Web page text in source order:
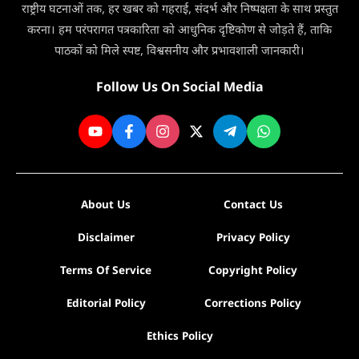
सिर्फ
3
दिन
सेवा
राष्ट्रीय घटनाओं तक, हर खबर को गहराई, संदर्भ और निष्पक्षता के साथ प्रस्तुत
करना। हम परंपरागत पत्रकारिता को आधुनिक दृष्टिकोण से जोड़ते हैं, ताकि
पाठकों को मिले स्पष्ट, विश्वसनीय और प्रभावशाली जानकारी।
Follow Us On Social Media
About Us Contact Us
Disclaimer Privacy Policy
Terms Of Service Copyright Policy
Editorial Policy Corrections Policy
Ethics Policy